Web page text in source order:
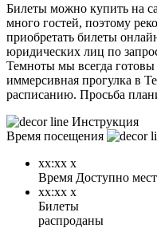
Билеты можно купить на
много гостей, поэтому
приобретать билеты
юридических лиц по
Темноты мы всегда готовы
иммерсивная прогулка в
расписанию. Просьба
Инструкция
Время посещения
xx:xx x
Время Доступно мест
xx:xx x
Билеты
распроданы